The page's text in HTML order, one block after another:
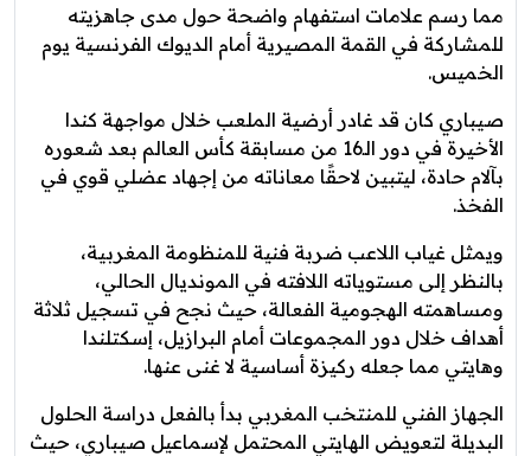
مما رسم علامات استفهام واضحة حول مدى جاهزيته
للمشاركة في القمة المصيرية أمام الديوك الفرنسية يوم
الخميس.
صيباري كان قد غادر أرضية الملعب خلال مواجهة كندا
الأخيرة في دور الـ16 من مسابقة كأس العالم بعد شعوره
بآلام حادة، ليتبين لاحقًا معاناته من إجهاد عضلي قوي في
الفخذ.
ويمثل غياب اللاعب ضربة فنية للمنظومة المغربية،
بالنظر إلى مستوياته اللافته في المونديال الحالي،
ومساهمته الهجومية الفعالة، حيث نجح في تسجيل ثلاثة
أهداف خلال دور المجموعات أمام البرازيل، إسكتلندا
وهايتي مما جعله ركيزة أساسية لا غنى عنها.
الجهاز الفني للمنتخب المغربي بدأ بالفعل دراسة الحلول
البديلة لتعويض الهايتي المحتمل لإسماعيل صيباري، حيث